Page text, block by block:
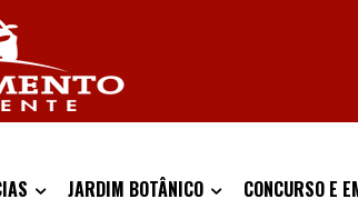
JARDIM BOTÂNICO CONCURSO E